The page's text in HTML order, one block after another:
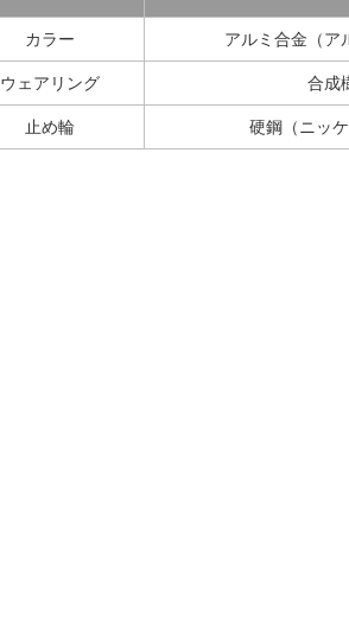
カラー アルミ合金（ア
ウェアリング 合成
止め輪 硬鋼（ニッ